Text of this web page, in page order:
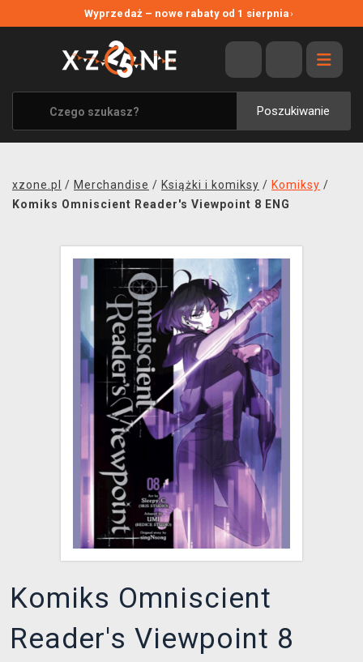
Wyprzedaż – nowe rabaty od 1 sierpnia›
Poszukiwanie
WYPRZEDAŻ
WSZYSTKIE MARKI
XZONE ORIGINALS
UBRANIA I AKCESORIA
SOUNDTRACKI
TRANSPORT
XZONE KLUB
xzone.pl / Merchandise / Książki i komiksy / Komiksy /
Komiks Omniscient Reader's Viewpoint 8 ENG
Komiks Omniscient
Reader's Viewpoint 8